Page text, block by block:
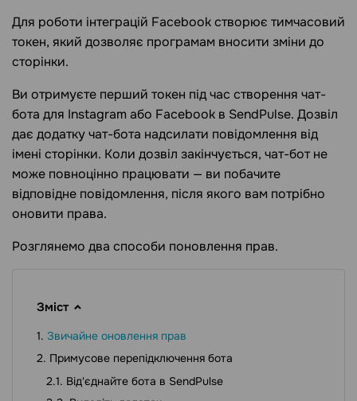
Для роботи інтеграцій Facebook створює тимчасовий
токен, який дозволяє програмам вносити зміни до
сторінки.
Ви отримуєте перший токен під час створення чат-
бота для Instagram або Facebook в SendPulse. Дозвіл
дає додатку чат-бота надсилати повідомлення від
імені сторінки. Коли дозвіл закінчується, чат-бот не
може повноцінно працювати — ви побачите
відповідне повідомлення, після якого вам потрібно
оновити права.
Розглянемо два способи поновлення прав.
Зміст
Звичайне оновлення прав
Примусове перепідключення бота
Від'єднайте бота в SendPulse